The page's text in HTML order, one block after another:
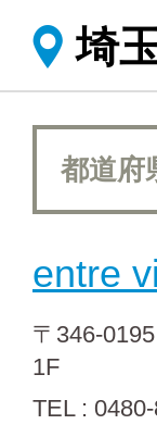
埼
entre
〒346-
1F
TEL :